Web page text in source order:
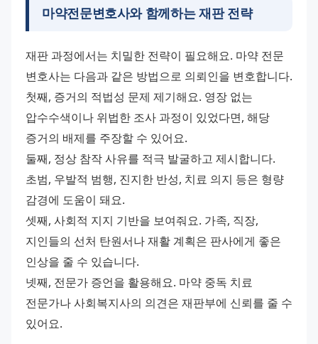
마약전문변호사와 함께하는 재판 전략
재판 과정에서는 치밀한 전략이 필요해요. 마약 전문
변호사는 다음과 같은 방법으로 의뢰인을 변호합니다.
첫째, 증거의 적법성 문제 제기해요. 영장 없는
압수수색이나 위법한 조사 과정이 있었다면, 해당
증거의 배제를 주장할 수 있어요.
둘째, 정상 참작 사유를 적극 발굴하고 제시합니다.
초범, 우발적 범행, 진지한 반성, 치료 의지 등은 형량
감경에 도움이 돼요.
셋째, 사회적 지지 기반을 보여줘요. 가족, 직장,
지인들의 선처 탄원서나 재활 계획은 판사에게 좋은
인상을 줄 수 있습니다.
넷째, 전문가 증언을 활용해요. 마약 중독 치료
전문가나 사회복지사의 의견은 재판부에 신뢰를 줄 수
있어요.